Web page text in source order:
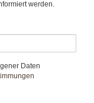
werden.
Daten